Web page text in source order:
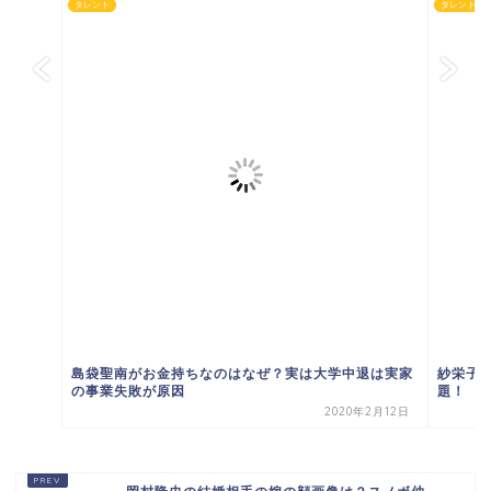
タレント
島袋聖南がお金持ちなのはなぜ？実は大学中退は実家
の事業失敗が原因
2020年2月12日
タレント
紗栄子
題！